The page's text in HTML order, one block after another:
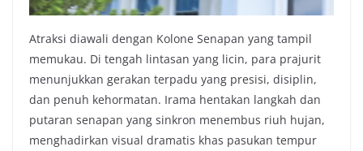
Atraksi diawali dengan Kolone Senapan yang tampil
memukau. Di tengah lintasan yang licin, para prajurit
menunjukkan gerakan terpadu yang presisi, disiplin,
dan penuh kehormatan. Irama hentakan langkah dan
putaran senapan yang sinkron menembus riuh hujan,
menghadirkan visual dramatis khas pasukan tempur